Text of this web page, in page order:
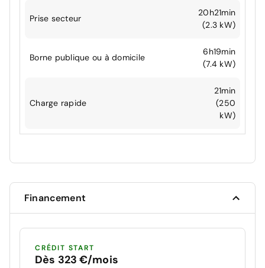
Prise secteur
20h21min
(2.3 kW)
Borne publique ou à domicile
6h19min
(7.4 kW)
Charge rapide
21min
(250
kW)
Financement
CRÉDIT START
Dès 323 €/mois